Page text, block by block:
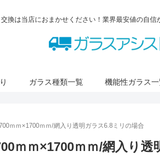
換は当店におまかせください！業界最安値の自信
ガラス種類一覧 機能性ガラス一
ｍｍ×1700ｍｍ/網入り透明ガラス6.8ミリの場合
ｍｍ×1700ｍｍ/網入り透